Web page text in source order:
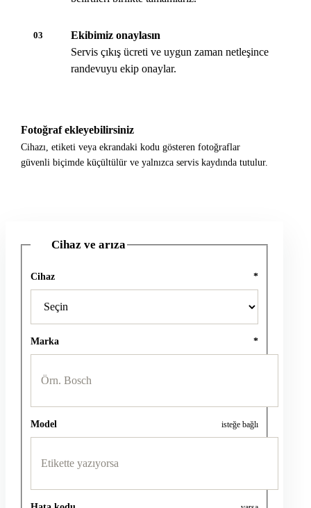
03
Ekibimiz onaylasın
Servis çıkış ücreti ve uygun zaman netleşince
randevuyu ekip onaylar.
Fotoğraf ekleyebilirsiniz
Cihazı, etiketi veya ekrandaki kodu gösteren fotoğraflar
güvenli biçimde küçültülür ve yalnızca servis kaydında tutulur.
Cihaz ve arıza
Cihaz *
Marka *
Model isteğe bağlı